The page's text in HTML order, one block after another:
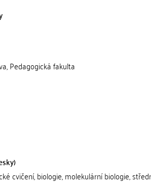
Pedagogická fakulta
cvičení, biologie, molekulární biologie,